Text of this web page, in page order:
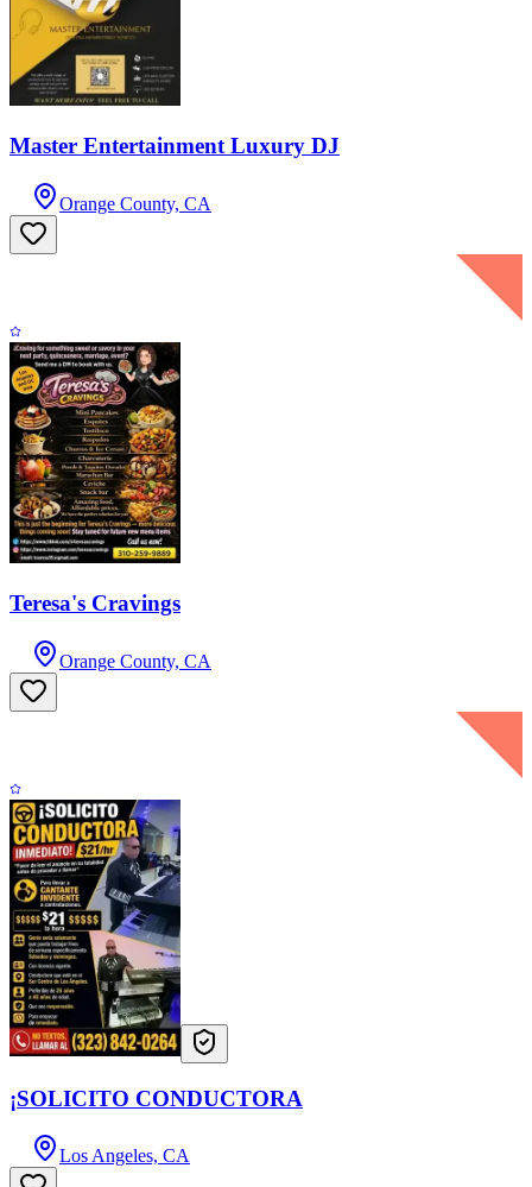
Master Entertainment Luxury DJ
Orange County, CA
Teresa's Cravings
Orange County, CA
¡SOLICITO CONDUCTORA
Los Angeles, CA